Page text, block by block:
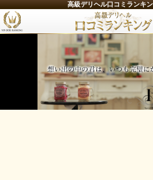
高級デリヘル口コミランキ